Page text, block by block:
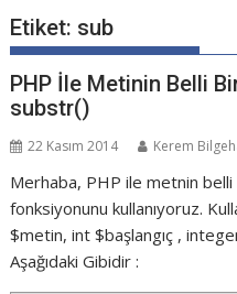
Etiket: sub
PHP İle Metinin Belli
substr()
22 Kasım 2014 Kerem
Merhaba, PHP ile metnin
fonksiyonunu kullanıyoruz.
$metin, int $başlangıç ,
Aşağıdaki Gibidir :